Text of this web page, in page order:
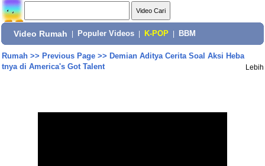
Video Rumah Populer Videos K-POP BBM
Rumah>> Previous Page>> Demian Aditya Cerita Soal Aksi Heba
tnya di America's Got Talent
Lebih